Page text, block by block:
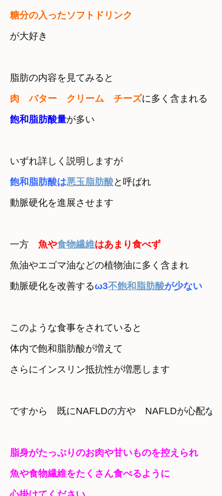
が大好き
脂肪の内容を見てみると
肉　バター　クリーム　チーズに多く含まれる
飽和脂肪酸量が多い
飽和脂肪酸は悪玉脂肪酸と呼ばれ
動脈硬化を進展させます
一方 魚や食物繊維はあまり食べず
魚油やエゴマ油などの植物油に多く含まれ
動脈硬化を改善するω3不飽和脂肪酸が少ない
このような食事をされていると
体内で飽和脂肪酸が増えて
さらにインスリン抵抗性が増悪します
ですから　既にNAFLDの方や　NAFLDが心配な
脂身がたっぷりのお肉や甘いものを控えられ
魚や食物繊維をたくさん食べるように